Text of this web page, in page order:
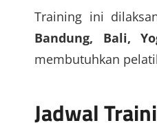
Training ini
Bandung, Bali,
membutuhkan
Jadwal